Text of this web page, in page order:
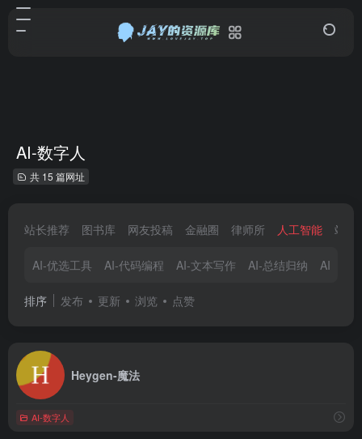
AI-数字人
共 15 篇网址
站长推荐 图书库 网友投稿 金融圈 律师所 人工智能 站长
AI-优选工具 AI-代码编程 AI-文本写作 AI-总结归纳 AI-视频
排序 发布 更新 浏览 点赞
Heygen-魔法
AI-数字人